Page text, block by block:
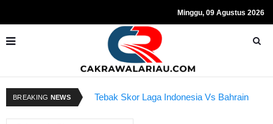
Minggu, 09 Agustus 2026
BREAKING NEWS
Tebak Skor Laga Indonesia Vs Bahrain
Kapolda Riau dan Istri Bantu Ringankan
Beban Anggota